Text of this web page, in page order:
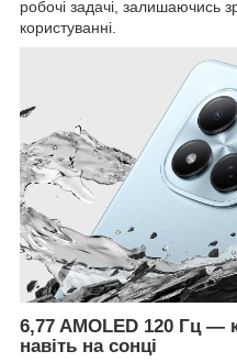
робочі задачі, залишаючись
користуванні.
6,77 AMOLED 120 Гц —
навіть на сонці